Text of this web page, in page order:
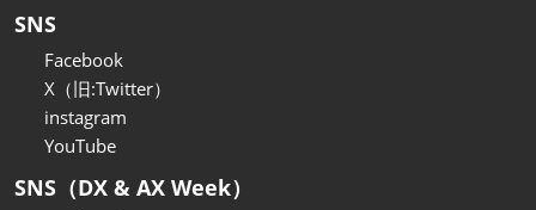
SNS
Facebook
X（旧:Twitter）
instagram
YouTube
SNS（DX & AX Week）